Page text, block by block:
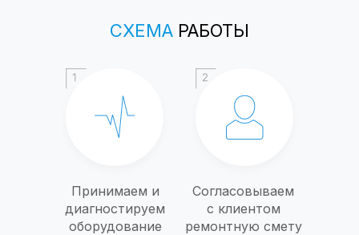
СХЕМА РАБОТЫ
Принимаем и
диагностируем
оборудование
Согласовываем
с клиентом
ремонтную смету